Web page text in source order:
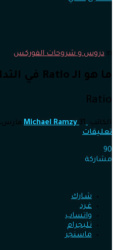
in دروس و شروحات الفوركس
ما هو الـ Ratio في التداول ؟
Ratio
الكاتب Michael Ramzy 31 مارس، 2020, 1:21 م
تعليقات
90
مشاركة
شـارك
غـرد
واتساب
تليجرام
ماسنجر